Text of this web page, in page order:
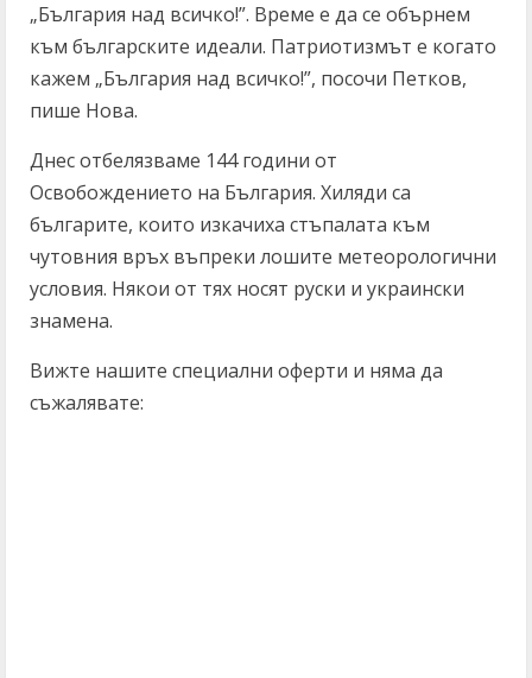
„България над всичко!”. Време е да се обърнем
към българските идеали. Патриотизмът е когато
кажем „България над всичко!”, посочи Петков,
пише Нова.
Днес отбелязваме 144 години от
Освобождението на България. Хиляди са
българите, които изкачиха стъпалата към
чутовния връх въпреки лошите метеорологични
условия. Някои от тях носят руски и украински
знамена.
Вижте нашите специални оферти и няма да
съжалявате: